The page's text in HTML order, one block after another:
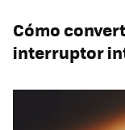
Cómo
interruptor